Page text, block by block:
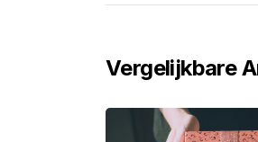
Vergelijkbare